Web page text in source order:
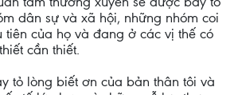
dân sự và xã hội, những nhóm coi
tiên của họ và đang ở các vị thế có
cần thiết.
tỏ lòng biết ơn của bản thân tôi và